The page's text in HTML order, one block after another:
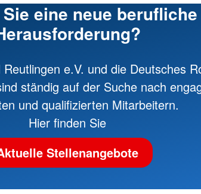
eine neue berufliche
e.V. und die Deutsches
ständig auf der Suche nach
und qualifizierten Mitarbeitern.
Hier finden Sie
Stellenangebote